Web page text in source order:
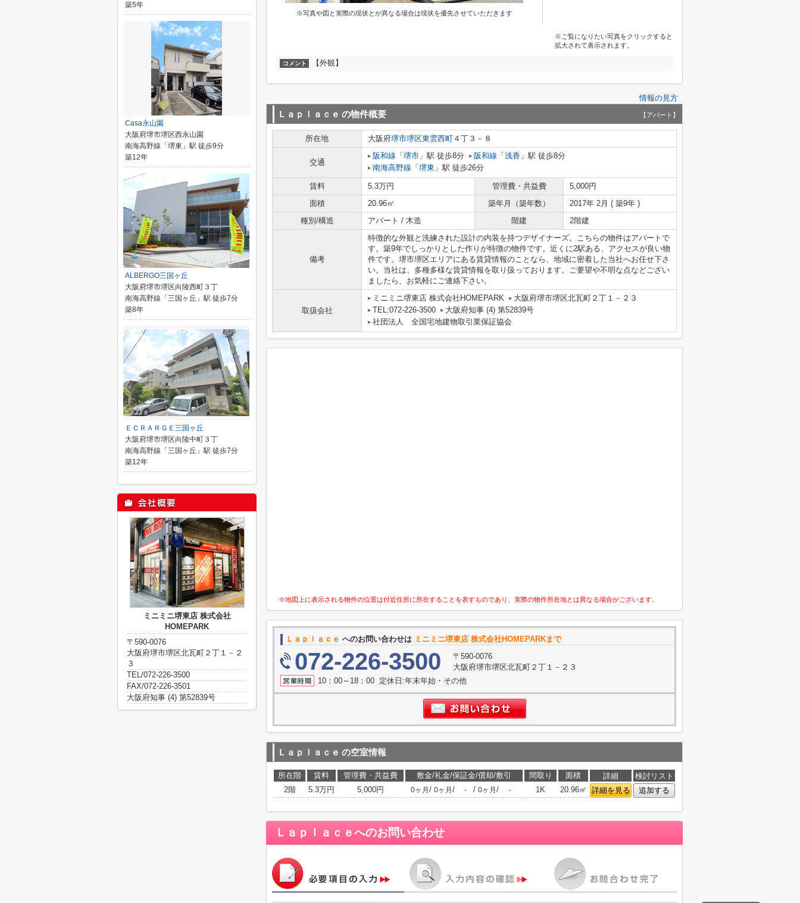
※写真や図と実際の現状とが異なる場合は現状を優先させていただきます
※ご覧になりたい写真をクリックすると
拡大されて表示されます。
コメント 【外観】
情報の見方
Ｌａｐｌａｃｅ の物件概要 【アパート】
所在地 大阪府堺市堺区東雲西町 ４丁３－８
交通
阪和線 「 堺市 」駅 徒歩8分 阪和線 「 浅香 」駅 徒歩8分
南海高野線 「 堺東 」駅 徒歩26分
賃料 5.3万円 管理費・共益費
5,000円
面積
20.96㎡ 築年月（築年数）
2017年 2月 ( 築9年 )
種別/構造
アパート / 木造 階建 2階建
備考
特徴的な外観と洗練された設計の内装を持つデザイナーズ。こちらの物件はアパートで
す。築9年でしっかりとした作りが特徴の物件です。近くに2駅ある、アクセスが良い物
件です。堺市堺区エリアにある賃貸情報のことなら、地域に密着した当社へお任せ下さ
い。当社は、多種多様な賃貸情報を取り扱っております。ご要望や不明な点などござい
ましたら、お気軽にご連絡下さい。
取扱会社
ミニミニ堺東店 株式会社HOMEPARK
大阪府堺市堺区北瓦町２丁１－２３
TEL:072-226-3500
大阪府知事 (4) 第52839号
社団法人 全国宅地建物取引業保証協会
※地図上に表示される物件の位置は付近住所に所在することを表すものであり、実際の物件所在地とは異なる場合がございます。
Ｌａｐｌａｃｅ へのお問い合わせは ミニミニ堺東店 株式会社HOMEPARKまで
072-226-3500
〒590-0076
大阪府堺市堺区北瓦町２丁１－２３
10：00～18：00 定休日:年末年始・その他
Ｌａｐｌａｃｅ の空室情報
所在階 賃料 管理費・共益費 敷金/礼金/保証金/償却/敷引 間取り 面積 詳細
検討リスト
2階
5.3万円 5,000円 0ヶ月 / 0ヶ月 / - / 0ヶ月 / - 1K 20.96㎡ 詳細を見る 追加する
Ｌａｐｌａｃｅへのお問い合わせ
築5年
Casa永山園
大阪府堺市堺区西永山園
南海高野線「堺東」駅 徒歩9分
築12年
ALBERGO三国ヶ丘
大阪府堺市堺区向陵西町３丁
南海高野線「三国ヶ丘」駅 徒歩7分
築8年
ＥＣＲＡＲＧＥ三国ヶ丘
大阪府堺市堺区向陵中町３丁
南海高野線「三国ヶ丘」駅 徒歩7分
築12年
ミニミニ堺東店 株式会社
HOMEPARK
〒590-0076
大阪府堺市堺区北瓦町２丁１－２
３
TEL/072-226-3500
FAX/072-226-3501
大阪府知事 (4) 第52839号